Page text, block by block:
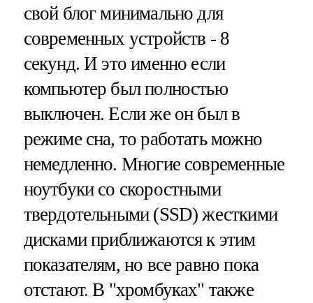
свой блог минимально для
современных устройств - 8
секунд. И это именно если
компьютер был полностью
выключен. Если же он был в
режиме сна, то работать можно
немедленно. Многие современные
ноутбуки со скоростными
твердотельными (SSD) жесткими
дисками приближаются к этим
показателям, но все равно пока
отстают. В "хромбуках" также